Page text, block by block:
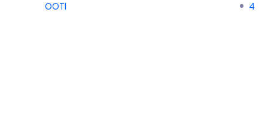
OOTI 4